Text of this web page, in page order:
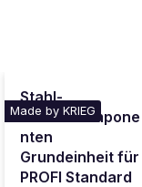
Made by KRIEG
Stahl-
Aufbaukompone
nten
Grundeinheit für
PROFI Standard